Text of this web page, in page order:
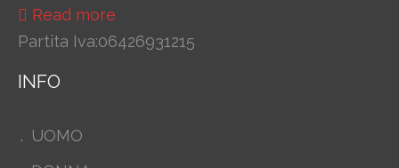
Read more
Partita Iva:06426931215
INFO
UOMO